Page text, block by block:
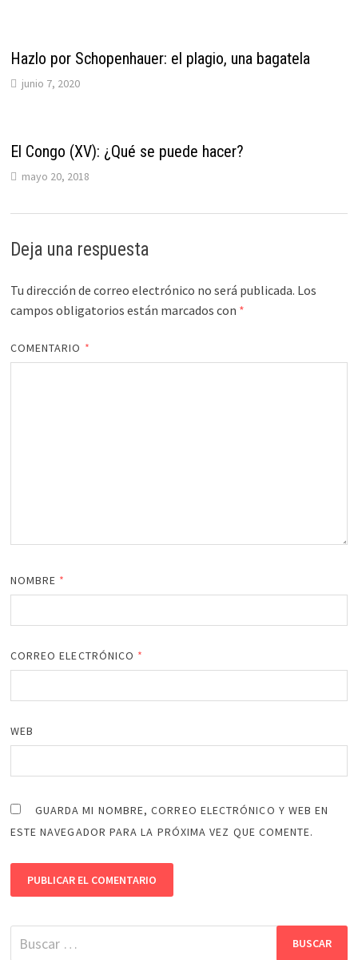
Hazlo por Schopenhauer: el plagio, una bagatela
junio 7, 2020
El Congo (XV): ¿Qué se puede hacer?
mayo 20, 2018
Deja una respuesta
Tu dirección de correo electrónico no será publicada. Los
campos obligatorios están marcados con *
COMENTARIO *
NOMBRE *
CORREO ELECTRÓNICO *
WEB
GUARDA MI NOMBRE, CORREO ELECTRÓNICO Y WEB EN
ESTE NAVEGADOR PARA LA PRÓXIMA VEZ QUE COMENTE.
Buscar: